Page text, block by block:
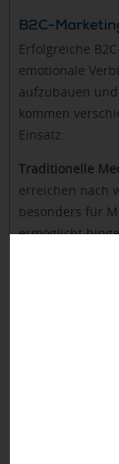
B2C-
Erfolgreiche
emotionale
aufzubauen
kommen
Einsatz:
Traditionelle
erreichen nach
besonders für
ermöglicht
Verbraucher
treffen
die nicht nur